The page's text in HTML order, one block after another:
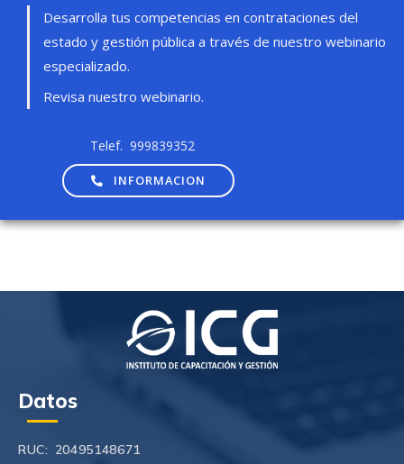
Desarrolla tus competencias en contrataciones del
estado y gestión pública a través de nuestro webinario
especializado.
Revisa nuestro webinario.
Telef. 999839352
INFORMACION
Datos
RUC: 20495148671